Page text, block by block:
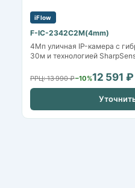
iFlow
F-IC-2342C2M(4mm)
4Мп уличная IP-камера с
30м и технологией
РРЦ: 13 990 ₽−10%12 591 ₽